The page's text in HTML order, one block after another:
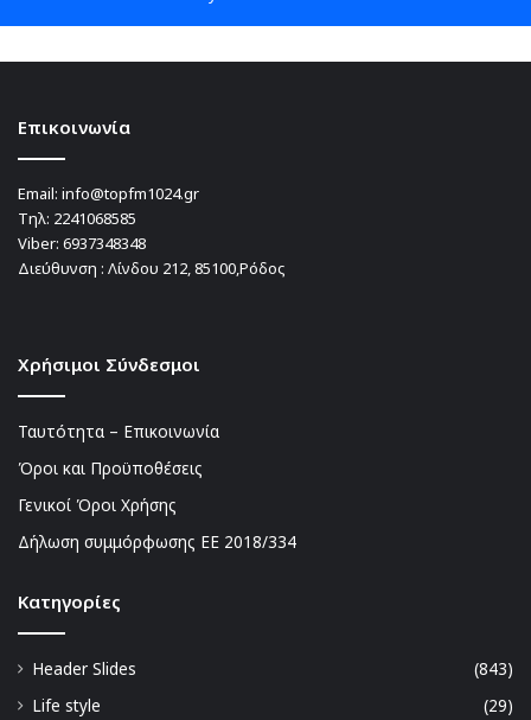
Επικοινωνία
Email: info@topfm1024.gr
Τηλ: 2241068585
Viber: 6937348348
Διεύθυνση : Λίνδου 212, 85100,Ρόδος
Χρήσιμοι Σύνδεσμοι
Ταυτότητα – Επικοινωνία
Όροι και Προϋποθέσεις
Γενικοί Όροι Χρήσης
Δήλωση συμμόρφωσης ΕΕ 2018/334
Kατηγορίες
Header Slides
(843)
Life style
(29)